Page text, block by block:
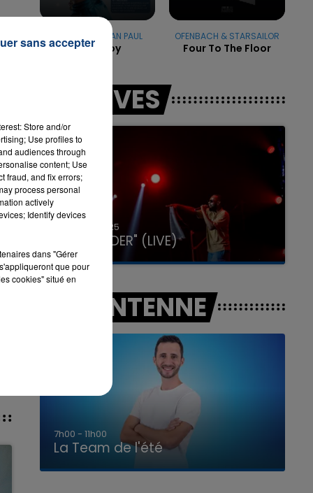
BEYONCE & SEAN PAUL
Baby Boy
OFENBACH & STARSAILOR
Four To The Floor
LES LIVES
31 janvier 2025
GIMS "SPIDER" (LIVE)
A L'ANTENNE
7h00 - 11h00
La Team de l'été
Store and/or
Use profiles to
audiences through
content; Use
fraud, and fix errors;
process personal
actively
Identify devices
dans "Gérer
que pour
cookies" situé en
sans accepter